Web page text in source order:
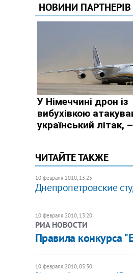
ЧИТАЙТЕ ТАКЖЕ
10 февраля 2010, 13:25
Днепропетровские
10 февраля 2010, 13:20
РИА НОВОСТИ
Правила конкурса
10 февраля 2010, 05:30